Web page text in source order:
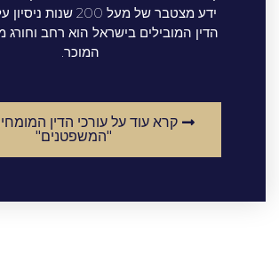
ידע מצטבר של מעל 200
הדין המובילים בישראל הוא רחב
המוכר.
קרא עוד על עורכי הדין
"המשפטנים"